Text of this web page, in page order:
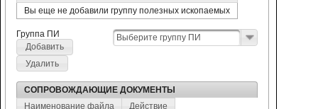
Вы еще не добавили группу полезных ископаемых
Группа ПИ
Выберите группу ПИ
Добавить
Удалить
СОПРОВОЖДАЮЩИЕ ДОКУМЕНТЫ
Наименование файла
Действие